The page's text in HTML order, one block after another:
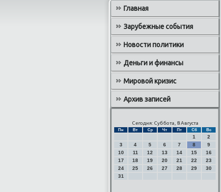
Главная
Зарубежные события
Новости политики
Деньги и финансы
Мировой кризис
Архив записей
Сегодня: Суббота, 8 Августа
Пн Вт Ср Чт Пт Сб Вс
1
2
3
4 5 6 7 8
9
10
11 12 13 14 15
16
17
18 19 20 21 22
23
24
25 26 27 28 29
30
31